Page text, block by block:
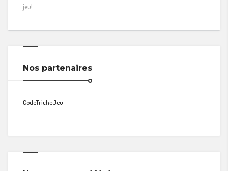
jeu!
Nos partenaires
CodeTricheJeu